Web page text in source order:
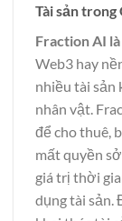
Tài sản
Fraction AI là
Web3 hay
nhiều tài sản
nhân vật.
để cho thuê,
mất quyền
giá trị thời
dụng tài sản.